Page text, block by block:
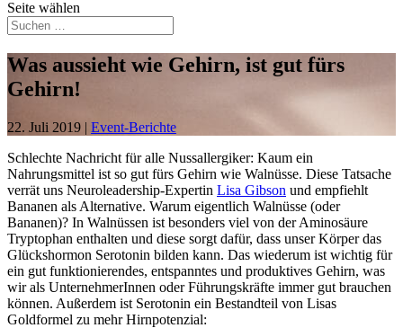
Seite wählen
Was aussieht wie Gehirn, ist gut fürs
Gehirn!
22. Juli 2019 | Event-Berichte
Schlechte Nachricht für alle Nussallergiker: Kaum ein
Nahrungsmittel ist so gut fürs Gehirn wie Walnüsse. Diese Tatsache
verrät uns Neuroleadership-Expertin Lisa Gibson und empfiehlt
Bananen als Alternative. Warum eigentlich Walnüsse (oder
Bananen)? In Walnüssen ist besonders viel von der Aminosäure
Tryptophan enthalten und diese sorgt dafür, dass unser Körper das
Glückshormon Serotonin bilden kann. Das wiederum ist wichtig für
ein gut funktionierendes, entspanntes und produktives Gehirn, was
wir als UnternehmerInnen oder Führungskräfte immer gut brauchen
können. Außerdem ist Serotonin ein Bestandteil von Lisas
Goldformel zu mehr Hirnpotenzial: